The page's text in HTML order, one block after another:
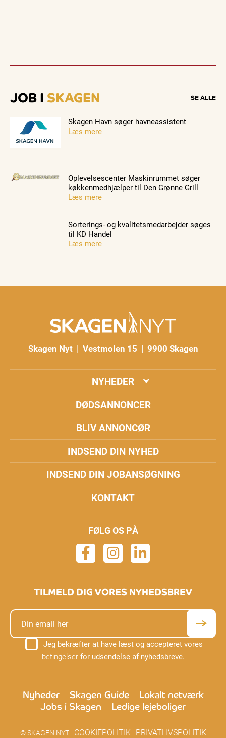
JOB I SKAGEN SE ALLE
Skagen Havn søger havneassistent
Læs mere
Oplevelsescenter Maskinrummet søger
køkkenmedhjælper til Den Grønne Grill
Læs mere
Sorterings- og kvalitetsmedarbejder søges
til KD Handel
Læs mere
Skagen Nyt | Vestmolen 15 | 9900 Skagen
NYHEDER
DØDSANNONCER
BLIV ANNONCØR
INDSEND DIN NYHED
INDSEND DIN JOBANSØGNING
KONTAKT
FØLG OS PÅ
TILMELD DIG VORES NYHEDSBREV
Jeg bekræfter at have læst og accepteret vores
betingelserfor udsendelse af nyhedsbreve.
Nyheder Skagen Guide
Lokalt netværk
Jobs i Skagen
Ledige lejeboliger
© SKAGEN NYT - COOKIEPOLITIK- PRIVATLIVSPOLITIK